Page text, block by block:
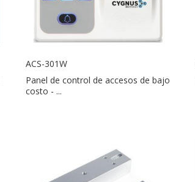
ACS-301W
Panel de control de accesos de bajo
costo - ...